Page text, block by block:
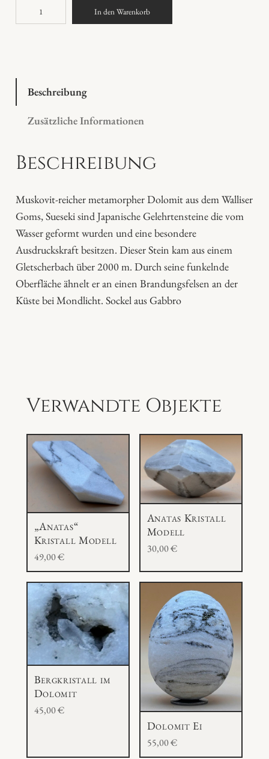
u
i
n
In den Warenkorb
Beschreibung
Zusätzliche Informationen
Beschreibung
Muskovit-reicher metamorpher Dolomit aus dem Walliser
Goms, Sueseki sind Japanische Gelehrtensteine die vom
Wasser geformt wurden und eine besondere
Ausdruckskraft besitzen. Dieser Stein kam aus einem
Gletscherbach über 2000 m. Durch seine funkelnde
Oberfläche ähnelt er an einen Brandungsfelsen an der
Küste bei Mondlicht. Sockel aus Gabbro
Verwandte Objekte
„Anatas“
Kristall Modell
49,00€
Anatas Kristall
Modell
30,00€
Bergkristall im
Dolomit
45,00€
Dolomit Ei
55,00€